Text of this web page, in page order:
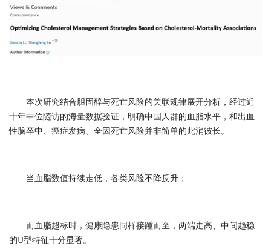
本次研究结合胆固醇与死亡风险的关联规律展开分析，经过近
十年中位随访的海量数据验证，明确中国人群的血脂水平，和出血
性脑卒中、癌症发病、全因死亡风险并非简单的此消彼长。
当血脂数值持续走低，各类风险不降反升；
而血脂超标时，健康隐患同样接踵而至，两端走高、中间趋稳
的U型特征十分显著。